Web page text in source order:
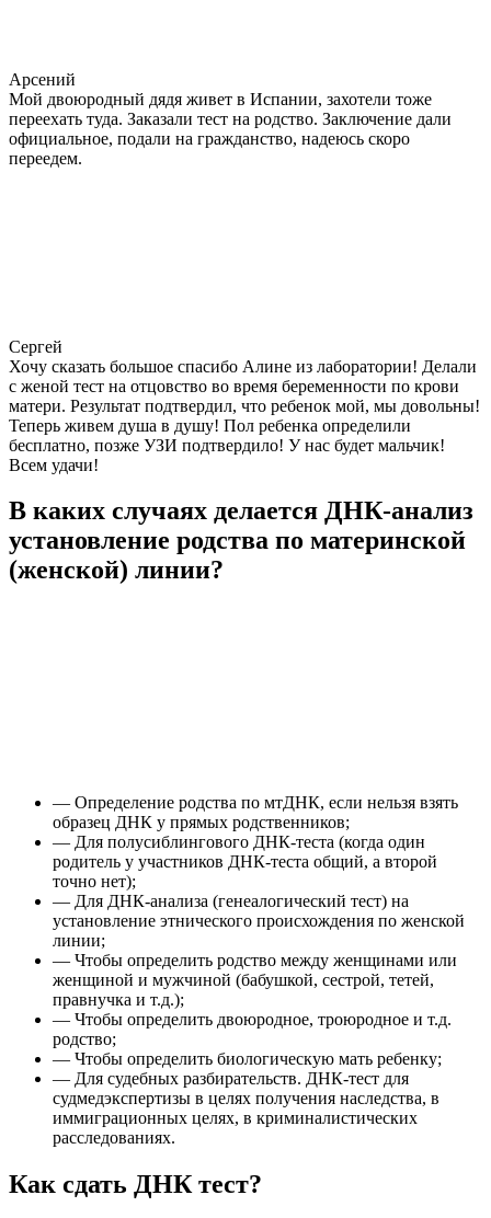
Арсений
Мой двоюродный дядя живет в Испании, захотели тоже
переехать туда. Заказали тест на родство. Заключение дали
официальное, подали на гражданство, надеюсь скоро
переедем.
Сергей
Хочу сказать большое спасибо Алине из лаборатории! Делали
с женой тест на отцовство во время беременности по крови
матери. Результат подтвердил, что ребенок мой, мы довольны!
Теперь живем душа в душу! Пол ребенка определили
бесплатно, позже УЗИ подтвердило! У нас будет мальчик!
Всем удачи!
В каких случаях делается ДНК-анализ
установление родства по материнской
(женской) линии?
— Определение родства по мтДНК, если нельзя взять
образец ДНК у прямых родственников;
— Для полусиблингового ДНК-теста (когда один
родитель у участников ДНК-теста общий, а второй
точно нет);
— Для ДНК-анализа (генеалогический тест) на
установление этнического происхождения по женской
линии;
— Чтобы определить родство между женщинами или
женщиной и мужчиной (бабушкой, сестрой, тетей,
правнучка и т.д.);
— Чтобы определить двоюродное, троюродное и т.д.
родство;
— Чтобы определить биологическую мать ребенку;
— Для судебных разбирательств. ДНК-тест для
судмедэкспертизы в целях получения наследства, в
иммиграционных целях, в криминалистических
расследованиях.
Как сдать ДНК тест?